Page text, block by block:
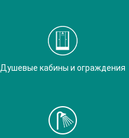
Душевые кабины и ограждения